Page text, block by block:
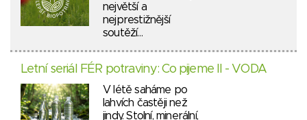
největší a
nejprestižnější
soutěží…
Letní seriál FÉR potraviny: Co pijeme II - VODA
V létě saháme po
lahvích častěji než
jindy. Stolní, minerální,